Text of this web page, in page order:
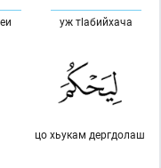
уж тlабийхача
цо хьукам дергдолаш